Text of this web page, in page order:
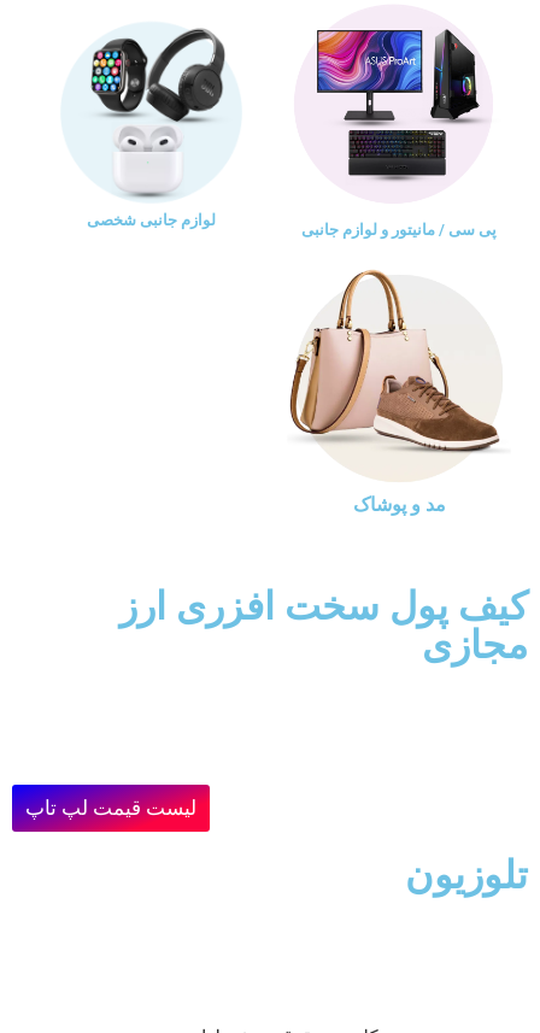
پی سی / مانیتور و لوازم جانبی
لوازم جانبی شخصی
مد و پوشاک
کیف پول سخت افزری ارز
مجازی
لیست قیمت لپ تاپ
تلوزیون